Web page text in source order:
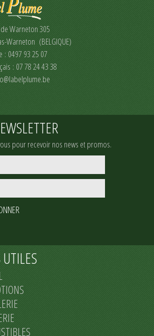
Warneton 305
Warneton (BELGIQUE)
: 0497 93 25 07
: 07 78 24 43 38
pour recevoir nos news et promos.